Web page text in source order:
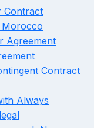
Contract
Morocco
Agreement
Contract
Always